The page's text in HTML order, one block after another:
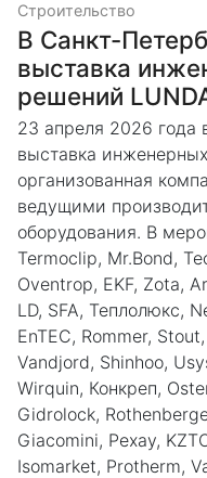
Строительство
В Санкт-
выставка
решений
23 апреля 2026 года
выставка
организованная
ведущими
оборудования. В
Termoclip, Mr.Bond,
Oventrop, EKF, Zota,
LD, SFA, Теплолюкс,
EnTEC, Rommer,
Vandjord, Shinhoo,
Wirquin, Конкреп,
Gidrolock,
Giacomini, Рехау,
Isomarket, Protherm,